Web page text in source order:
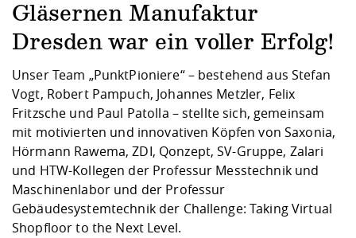
Vorbereitung
Checkliste zum
Studien- und
und Physik
Digitales Lernen
Studieren in
Lebenslagen
Studentenwerk
Angebote der
Career Service
Lehren,
Weiterbilden im
Formulare und
Internationale
Formulare und
FIS -
Prototyping und
Gründung und
Kooperationen
Kontakt &
Klimaschutz &
Förderverein
Gremien und
Informatik/
Landbau/
Maschinenbau
Angebote für Unternehmen
Qualitätssicherung
Gläsernen Manufaktur
Dresden war ein voller Erfolg!
Unser Team „PunktPioniere“ – bestehend aus Stefan
Vogt, Robert Pampuch, Johannes Metzler, Felix
Fritzsche und Paul Patolla – stellte sich, gemeinsam
mit motivierten und innovativen Köpfen von Saxonia,
Hörmann Rawema, ZDI, Qonzept, SV-Gruppe, Zalari
und HTW-Kollegen der Professur Messtechnik und
Maschinenlaborund der Professur
Gebäudesystemtechnikder Challenge: Taking Virtual
Shopfloor to the Next Level.